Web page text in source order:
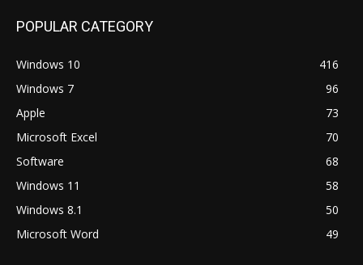
POPULAR CATEGORY
Windows 10
416
Windows 7
96
Apple
73
Microsoft Excel
70
Software
68
Windows 11
58
Windows 8.1
50
Microsoft Word
49